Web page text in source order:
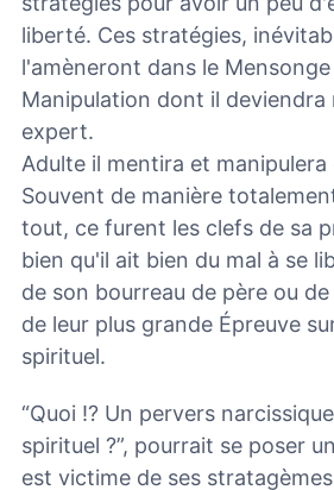
liberté. Ces stratégies,
l'amèneront dans le
Manipulation dont il deviendra
expert.
Adulte il mentira et manipulera
Souvent de manière
tout, ce furent les clefs de sa
bien qu'il ait bien du mal à se
de son bourreau de père ou
de leur plus grande Épreuve
spirituel.
“Quoi !? Un pervers
spirituel ?”, pourrait se poser
est victime de ses